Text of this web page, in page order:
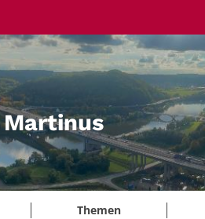
Themen